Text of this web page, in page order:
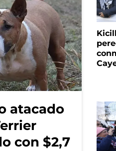
atacado
con $2,7